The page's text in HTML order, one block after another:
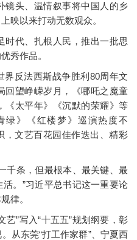
镜头、温情叙事将中国人的乡
映以来打动无数观众。
代、扎根人民，推出一批思
秀作品。
反法西斯战争胜利80周年文
回望峥嵘岁月，《哪吒之魔童
《太平年》《沉默的荣耀》等
绿》《红楼梦》巡演热度不
文艺百花园佳作迭出、精彩
条，但最根本、最关键、最
。”习近平总书记这一重要论
律。
”写入“十五五”规划纲要，彰
从东莞“打工作家群”、宁夏西